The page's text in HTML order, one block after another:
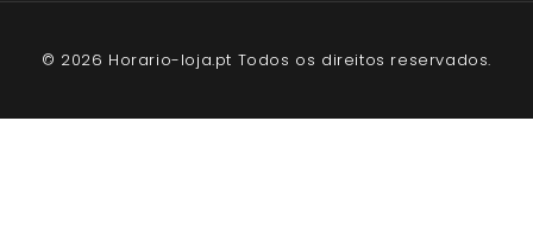
© 2026 Horario-loja.pt Todos os direitos reservados.